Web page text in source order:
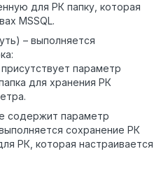
для РК папку, которая
MSSQL.
– выполняется
параметр
для хранения РК
содержит параметр
сохранение РК
РК, которая настраивается